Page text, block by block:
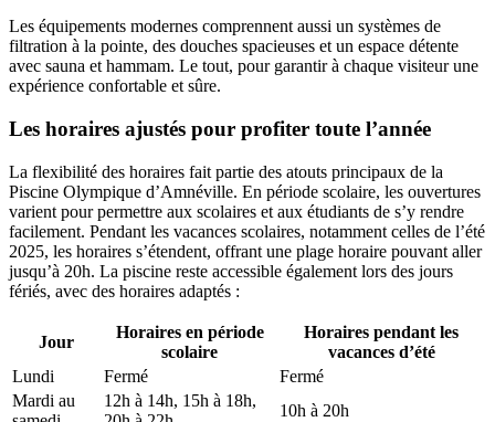
Les équipements modernes comprennent aussi un systèmes de
filtration à la pointe, des douches spacieuses et un espace détente
avec sauna et hammam. Le tout, pour garantir à chaque visiteur une
expérience confortable et sûre.
Les horaires ajustés pour profiter toute l’année
La flexibilité des horaires fait partie des atouts principaux de la
Piscine Olympique d’Amnéville. En période scolaire, les ouvertures
varient pour permettre aux scolaires et aux étudiants de s’y rendre
facilement. Pendant les vacances scolaires, notamment celles de l’été
2025, les horaires s’étendent, offrant une plage horaire pouvant aller
jusqu’à 20h. La piscine reste accessible également lors des jours
fériés, avec des horaires adaptés :
Jour
Horaires en période
scolaire
Horaires pendant les
vacances d’été
Lundi
Fermé
Fermé
Mardi au
12h à 14h, 15h à 18h,
10h à 20h